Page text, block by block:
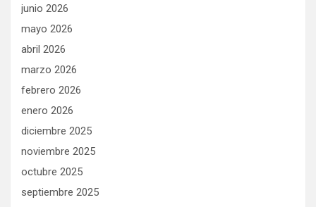
junio 2026
mayo 2026
abril 2026
marzo 2026
febrero 2026
enero 2026
diciembre 2025
noviembre 2025
octubre 2025
septiembre 2025